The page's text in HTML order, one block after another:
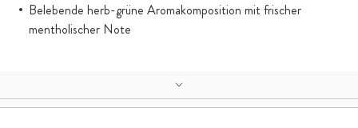
Belebende herb-grüne Aromakomposition mit frischer
mentholischer Note